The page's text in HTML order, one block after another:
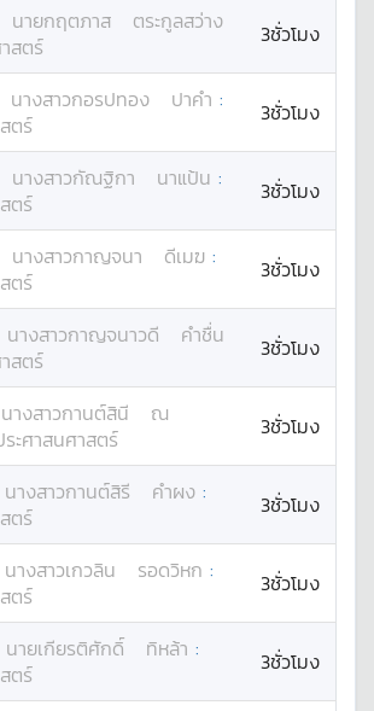
นายกฤตภาส
ตระกูลสว่าง
สตร์ 3ชั่วโมง
นางสาวกอรปทอง ปาคำ :
ตร์
3ชั่วโมง
นางสาวกัณฐิกา นาแป้น :
ตร์
3ชั่วโมง
นางสาวกาญจนา ดีเมฆ :
ตร์
3ชั่วโมง
นางสาวกาญจนาวดี
คำชื่น
สตร์ 3ชั่วโมง
นางสาวกานต์สินี
ณ
ะศาสนศาสตร์ 3ชั่วโมง
นางสาวกานต์สิรี คำผง :
ตร์
3ชั่วโมง
นางสาวเกวลิน รอดวิหก :
ตร์
3ชั่วโมง
นายเกียรติศักดิ์ ทิหล้า :
ตร์
3ชั่วโมง